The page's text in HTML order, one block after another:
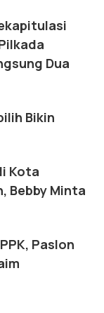
Dua
Bikin
Kota
Bebby Minta
Paslon